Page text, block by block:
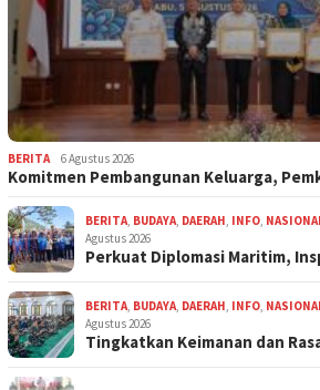
BERITA 6 Agustus 2026
Komitmen Pembangunan Keluarga,
BERITA, BUDAYA, DAERAH, INFO,
Agustus 2026
Perkuat Diplomasi Maritim,
BERITA, BUDAYA, DAERAH, INFO,
Agustus 2026
Tingkatkan Keimanan dan